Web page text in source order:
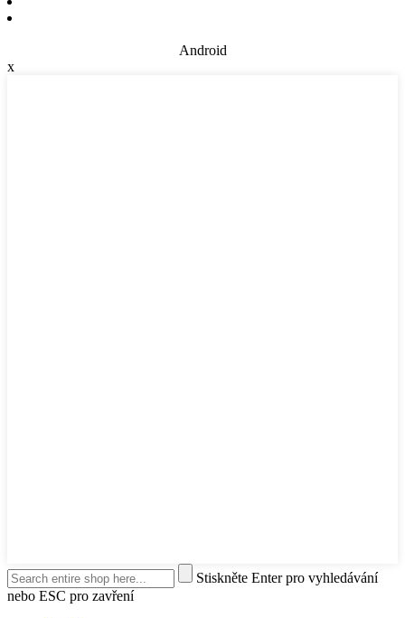
Android
x
Stiskněte Enter pro vyhledávání
nebo ESC pro zavření